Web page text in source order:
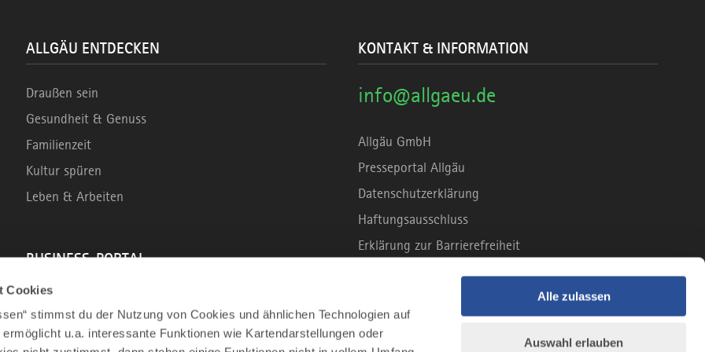
Cookies
stimmst du der Nutzung von Cookies und ähnlichen Technologien auf
u.a. interessante Funktionen wie Kartendarstellungen oder
Alle zulassen
Auswahl erlauben
ALLGÄU ENTDECKEN
Draußen sein
Gesundheit & Genuss
Familienzeit
Kultur spüren
Leben & Arbeiten
BUSINESS-PORTAL
Wirtschaftsstandort
KONTAKT & INFORMATION
info@allgaeu.de
Allgäu GmbH
Presseportal Allgäu
Datenschutzerklärung
Haftungsausschluss
Erklärung zur Barrierefreiheit